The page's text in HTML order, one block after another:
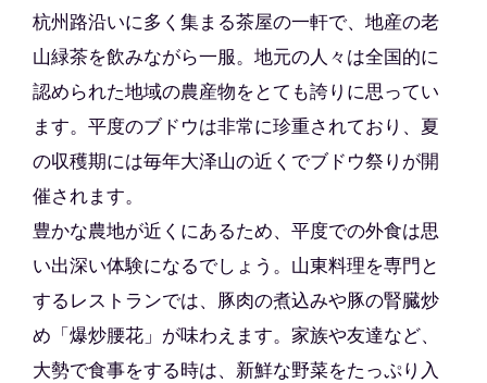
杭州路沿いに多く集まる茶屋の一軒で、地産の老
山緑茶を飲みながら一服。地元の人々は全国的に
認められた地域の農産物をとても誇りに思ってい
ます。平度のブドウは非常に珍重されており、夏
の収穫期には毎年大泽山の近くでブドウ祭りが開
催されます。
豊かな農地が近くにあるため、平度での外食は思
い出深い体験になるでしょう。山東料理を専門と
するレストランでは、豚肉の煮込みや豚の腎臓炒
め「爆炒腰花」が味わえます。家族や友達など、
大勢で食事をする時は、新鮮な野菜をたっぷり入